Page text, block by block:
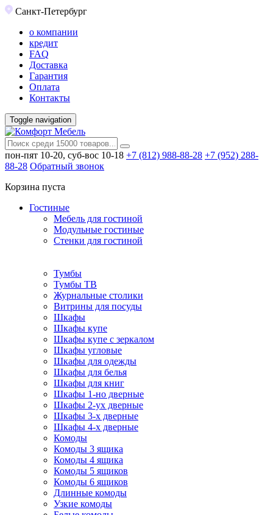
Санкт-Петербург
о компании
кредит
FAQ
Доставка
Гарантия
Оплата
Контакты
Toggle navigation
пон-пят 10-20, суб-вос 10-18 +7 (812) 988-88-28 +7 (952) 288-
88-28 Обратный звонок
Корзина пуста
Гостиные
Мебель для гостиной
Модульные гостиные
Стенки для гостиной
Тумбы
Тумбы ТВ
Журнальные столики
Витрины для посуды
Шкафы
Шкафы купе
Шкафы купе с зеркалом
Шкафы угловые
Шкафы для одежды
Шкафы для белья
Шкафы для книг
Шкафы 1-но дверные
Шкафы 2-ух дверные
Шкафы 3-х дверные
Шкафы 4-х дверные
Комоды
Комоды 3 ящика
Комоды 4 ящика
Комоды 5 ящиков
Комоды 6 ящиков
Длинные комоды
Узкие комоды